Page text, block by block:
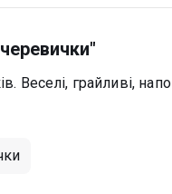
Веселі, грайливі,